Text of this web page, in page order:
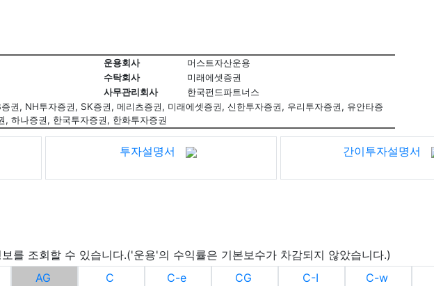
운용회사
머스트자산운용
수탁회사
미래에셋증권
사무관리회사
한국펀드파트너스
권, NH투자증권, SK증권, 메리츠증권, 미래에셋증권, 신한투자증권, 우리투자증권, 유안타증
, 하나증권, 한국투자증권, 한화투자증권
투자설명서 간이투자설명서
를 조회할 수 있습니다.('운용'의 수익률은 기본보수가 차감되지 않았습니다.)
AG C C-e CG C-I C-w